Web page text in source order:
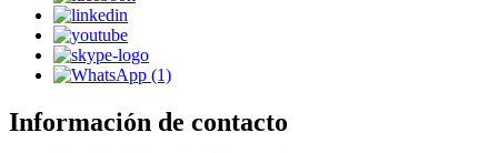
Información de contacto